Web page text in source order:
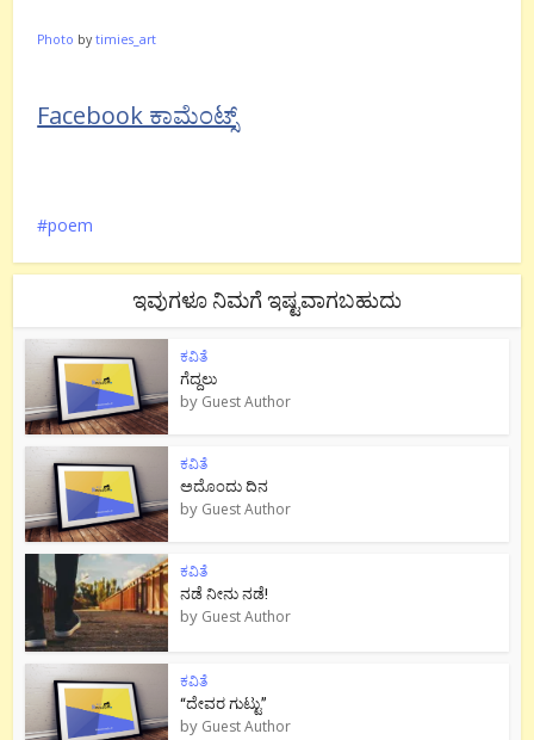
Photo bytimies_art
Facebook ಕಾಮೆಂಟ್ಸ್
poem
ಇವುಗಳೂ ನಿಮಗೆ ಇಷ್ಟವಾಗಬಹುದು
ಕವಿತೆ
ಗೆದ್ದಲು
by Guest Author
ಕವಿತೆ
ಅದೊಂದು ದಿನ
by Guest Author
ಕವಿತೆ
ನಡೆ ನೀನು‌ ನಡೆ!
by Guest Author
ಕವಿತೆ
“ದೇವರ ಗುಟ್ಟು”
by Guest Author